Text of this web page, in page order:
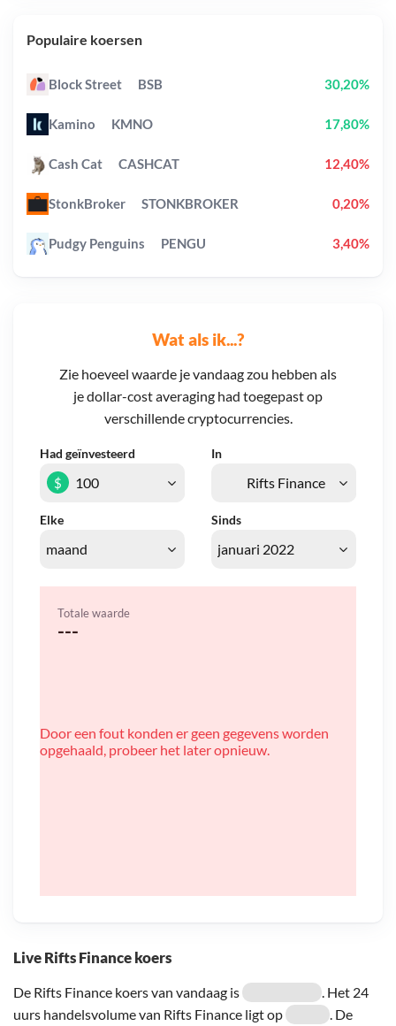
Live Rifts Finance koers
De Rifts Finance koers van vandaag is
. Het 24
uurs handelsvolume van Rifts Finance ligt op
. De
Wat als ik...?
Zie hoeveel waarde je vandaag zou hebben als
je dollar-cost averaging had toegepast op
verschillende cryptocurrencies.
Had geïnvesteerd In
Elke Sinds
$
Totale waarde
---
Door een fout konden er geen gegevens worden
opgehaald, probeer het later opnieuw.
Populaire koersen
Block Street BSB 30,20%
Kamino KMNO 17,80%
Cash Cat CASHCAT 12,40%
StonkBroker STONKBROKER 0,20%
Pudgy Penguins PENGU 3,40%